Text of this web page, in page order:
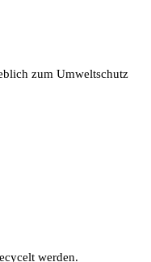
zum Umweltschutz
werden.